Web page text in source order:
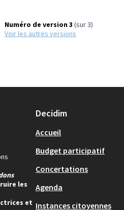
Numéro de version 3 (sur 3)
voir les autres versions
les
et
Decidim
Accueil
Budget participatif
Concertations
Agenda
Instances citoyennes